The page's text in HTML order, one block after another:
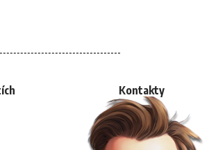
Kontakty